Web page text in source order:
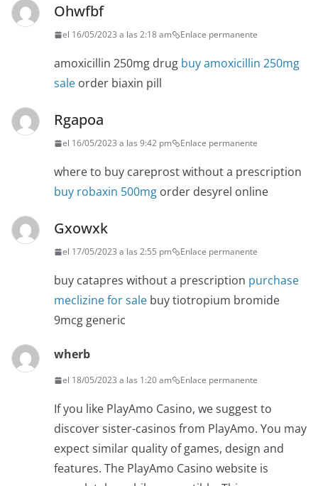
Ohwfbf
el 16/05/2023 a las 2:18 am Enlace permanente
amoxicillin 250mg drug buy amoxicillin 250mg
sale order biaxin pill
Rgapoa
el 16/05/2023 a las 9:42 pm Enlace permanente
where to buy careprost without a prescription
buy robaxin 500mg order desyrel online
Gxowxk
el 17/05/2023 a las 2:55 pm Enlace permanente
buy catapres without a prescription purchase
meclizine for sale buy tiotropium bromide
9mcg generic
wherb
el 18/05/2023 a las 1:20 am Enlace permanente
If you like PlayAmo Casino, we suggest to
discover sister-casinos from PlayAmo. You may
expect similar quality of games, design and
features. The PlayAmo Casino website is